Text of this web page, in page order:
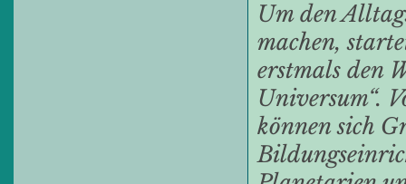
Um den
machen,
erstmals den
Universum“.
können sich